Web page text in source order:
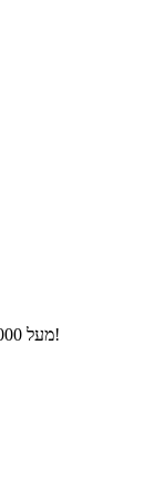
מעל 10,000 מוצרים ומאכלים במאגר עם ערכים תזונתיים!